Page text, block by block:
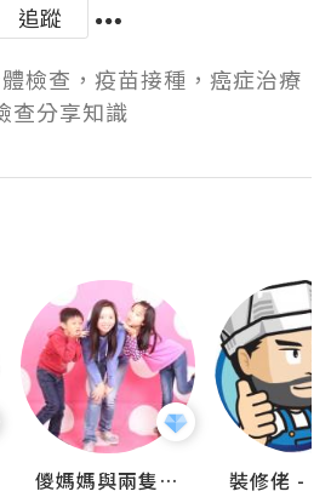
追蹤
檢查，疫苗接種，癌症治療
查分享知識
儍媽媽與兩隻小魔怪之家